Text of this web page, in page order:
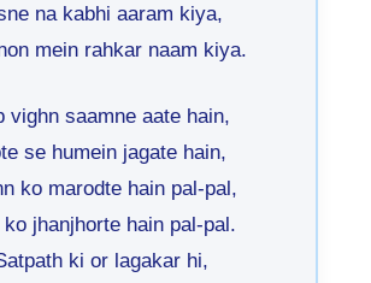
na kabhi aaram kiya,
mein rahkar naam kiya.
vighn saamne aate hain,
se humein jagate hain,
ko marodte hain pal-pal,
ko jhanjhorte hain pal-pal.
ki or lagakar hi,